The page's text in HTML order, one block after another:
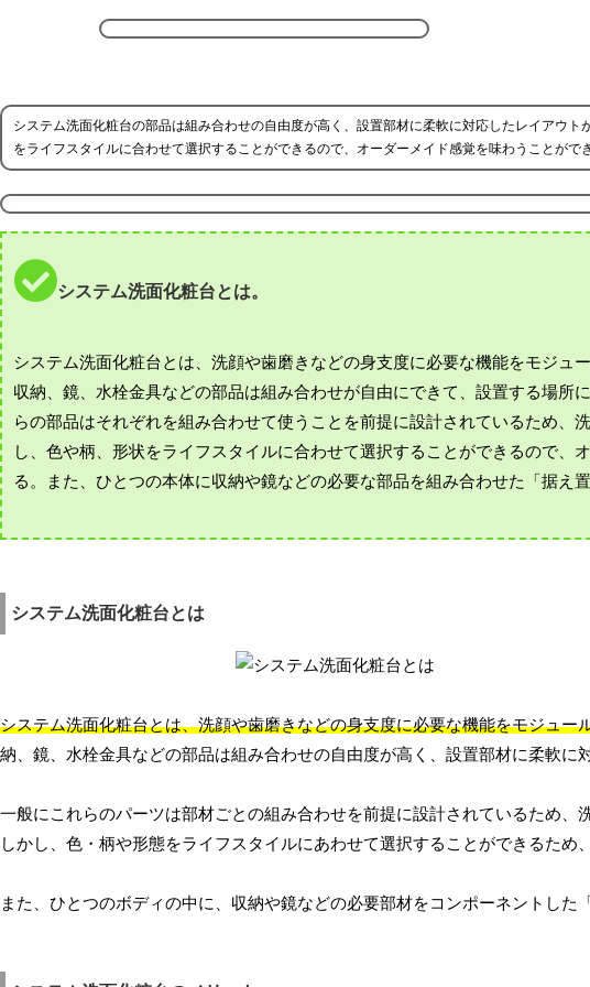
システム洗面化粧台の部品は組み合わせの自由度が高く、設置部材に柔軟に対応したレイアウト
をライフスタイルに合わせて選択することができるので、オーダーメイド感覚を味わうことがで
システム洗面化粧台とは。
システム洗面化粧台とは、洗顔や歯磨きなどの身支度に必要な機能をモジュ
収納、鏡、水栓金具などの部品は組み合わせが自由にできて、設置する場所
らの部品はそれぞれを組み合わせて使うことを前提に設計されているため、
し、色や柄、形状をライフスタイルに合わせて選択することができるので、
る。また、ひとつの本体に収納や鏡などの必要な部品を組み合わせた「据え
システム洗面化粧台とは
システム洗面化粧台とは、洗顔や歯磨きなどの身支度に必要な機能をモジュー
納、鏡、水栓金具などの部品は組み合わせの自由度が高く、設置部材に柔軟に
一般にこれらのパーツは部材ごとの組み合わせを前提に設計されているため、
しかし、色・柄や形態をライフスタイルにあわせて選択することができるため
また、ひとつのボディの中に、収納や鏡などの必要部材をコンポーネントした